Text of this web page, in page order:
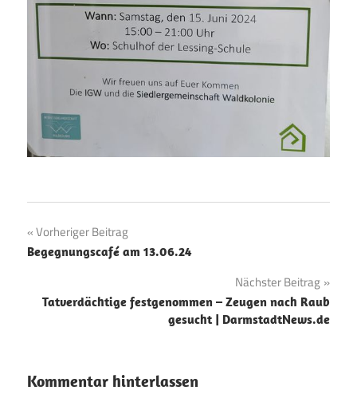
Beitragsnavigation
Vorheriger Beitrag
Begegnungscafé am 13.06.24
Nächster Beitrag
Tatverdächtige festgenommen – Zeugen nach Raub
gesucht | DarmstadtNews.de
Kommentar hinterlassen